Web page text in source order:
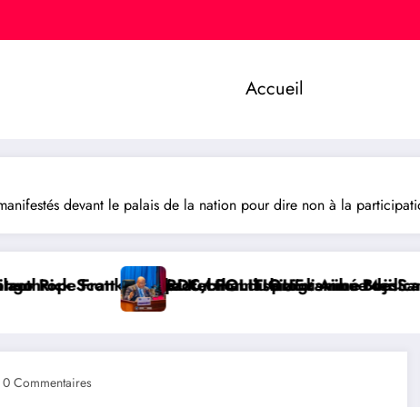
Accueil
devant le palais de la nation pour dire non à la
Medicaid
des cahiers aux écoliers de la chefferie de Kaziba,
Sangara plaide pour un tribunal international
RDC/ POLITIQUE :
0 Commentaires